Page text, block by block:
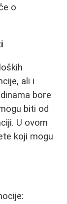
o
ali i
bore
biti od
U ovom
koji mogu